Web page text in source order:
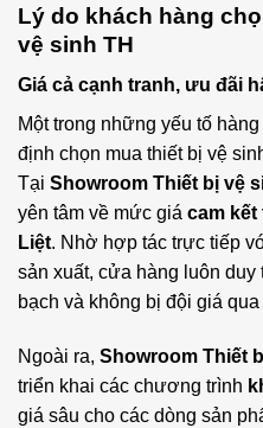
Lý do khách hàng
vệ sinh TH
Giá cả cạnh tranh, ưu đãi
Một trong những yếu tố
định chọn mua thiết bị vệ
Tại Showroom Thiết bị vệ
yên tâm về mức giá cam
Liệt. Nhờ hợp tác trực tiếp
sản xuất, cửa hàng luôn
bạch và không bị đội giá
Ngoài ra, Showroom Thiết
triển khai các chương trình
giá sâu cho các dòng sản